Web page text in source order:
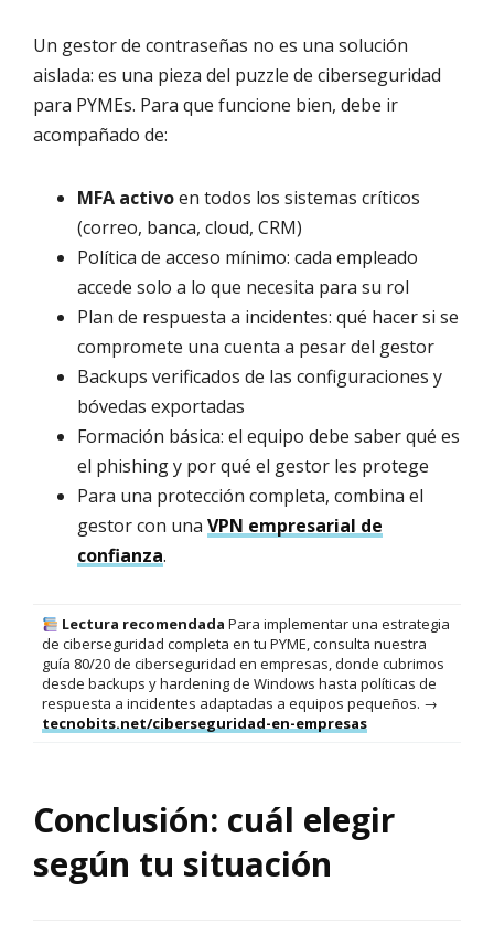
Un gestor de contraseñas no es una solución
aislada: es una pieza del puzzle de ciberseguridad
para PYMEs. Para que funcione bien, debe ir
acompañado de:
MFA activoen todos los sistemas críticos
(correo, banca, cloud, CRM)
Política de acceso mínimo: cada empleado
accede solo a lo que necesita para su rol
Plan de respuesta a incidentes: qué hacer si se
compromete una cuenta a pesar del gestor
Backups verificados de las configuraciones y
bóvedas exportadas
Formación básica: el equipo debe saber qué es
el phishing y por qué el gestor les protege
Para una protección completa, combina el
gestor con una VPN empresarial de
confianza.
Lectura recomendada Para implementar una estrategia
de ciberseguridad completa en tu PYME, consulta nuestra
guía 80/20 de ciberseguridad en empresas, donde cubrimos
desde backups y hardening de Windows hasta políticas de
respuesta a incidentes adaptadas a equipos pequeños. →
tecnobits.net/ciberseguridad-en-empresas
Conclusión: cuál elegir
según tu situación